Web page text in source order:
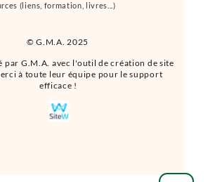
© G.M.A. 2025
par G.M.A. avec l'outil de création de site
à toute leur équipe pour le support
efficace !
(liens, formation, livres...)